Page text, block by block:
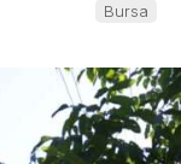
Bursa